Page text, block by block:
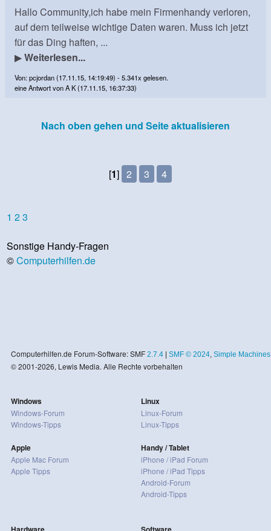
Hallo Community,ich habe mein Firmenhandy verloren,
auf dem teilweise wichtige Daten waren. Muss ich jetzt
für das Ding haften, ...
▶Weiterlesen...
Von: pcjordan (17.11.15, 14:19:49) - 5.341x gelesen.
eine Antwort von A K (17.11.15, 16:37:33)
Nach oben gehen und Seite aktualisieren
[1] 2 3 4
1 23
Sonstige Handy-Fragen
©Computerhilfen.de
Computerhilfen.de Forum-Software: SMF 2.7.4| SMF © 2024, Simple Machines
© 2001-2026, Lewis Media. Alle Rechte vorbehalten
Windows
Windows-Forum
Windows-Tipps
Apple
Apple Mac Forum
Apple Tipps
Linux
Linux-Forum
Linux-Tipps
Handy / Tablet
iPhone / iPad Forum
iPhone / iPad Tipps
Android-Forum
Android-Tipps